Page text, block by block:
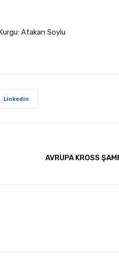
Atakan Soylu
Linkedin
AVRUPA KROSS